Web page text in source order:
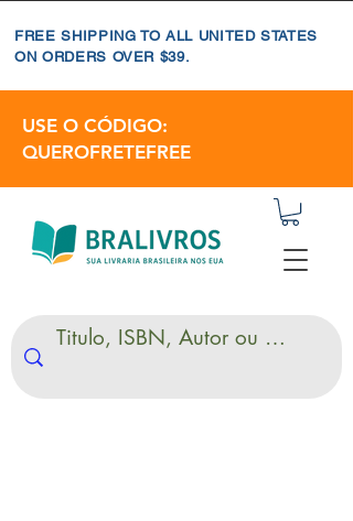
FREE SHIPPING TO ALL UNITED STATES
ON ORDERS OVER $39.
USE O CÓDIGO:
QUEROFRETEFREE